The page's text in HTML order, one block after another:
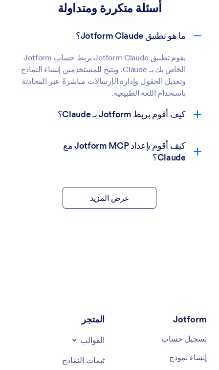
أسئلة متكررة ومتداولة
ما هو تطبيق Jotform Claude؟
يقوم تطبيق Jotform Claude بربط حساب Jotform
الخاص بك بـ Claude. ويتيح للمستخدمين إنشاء النماذج
وتعديل الحقول وإدارة الإرسالات مباشرةً عبر المحادثة
باستخدام اللغة الطبيعية.
كيف أقوم بربط Jotform بـ Claude؟
كيف أقوم بإعداد Jotform MCP مع
Claude؟
عرض المزيد
Jotform
تسجيل حساب
إنشاء نموذج
المتجر
القوالب
ثيمات النماذج